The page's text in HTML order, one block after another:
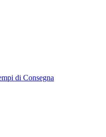
di Consegna